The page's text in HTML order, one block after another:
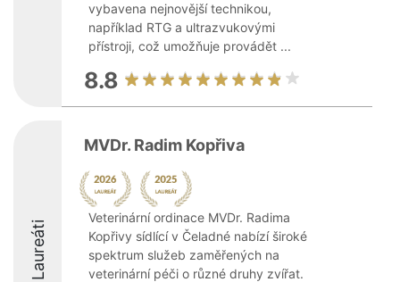
vybavena nejnovější technikou,
například RTG a ultrazvukovými
přístroji, což umožňuje provádět ...
8.8
Laureáti
MVDr. Radim Kopřiva
Veterinární ordinace MVDr. Radima
Kopřivy sídlící v Čeladné nabízí široké
spektrum služeb zaměřených na
veterinární péči o různé druhy zvířat.